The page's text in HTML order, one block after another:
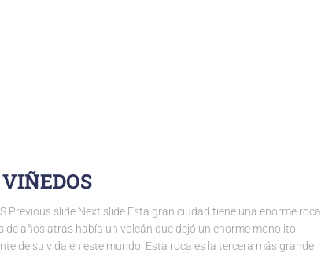
Previous slide Next slide Esta gran ciudad tiene una enorme roca,
de años atrás había un volcán que dejó un enorme monolito
de su vida en este mundo. Esta roca es la tercera más grande